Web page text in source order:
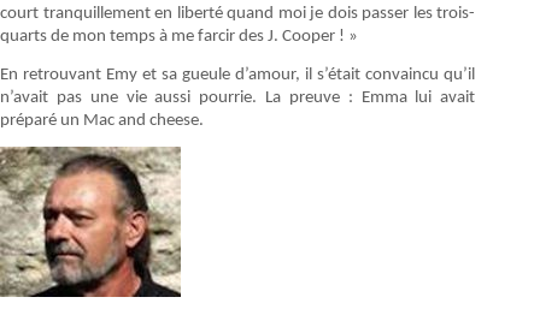
court tranquillement en liberté quand moi je dois passer les trois-
quarts de mon temps à me farcir des J. Cooper ! »
En retrouvant Emy et sa gueule d’amour, il s’était convaincu qu’il
n’avait pas une vie aussi pourrie. La preuve : Emma lui avait
préparé un Mac and cheese.